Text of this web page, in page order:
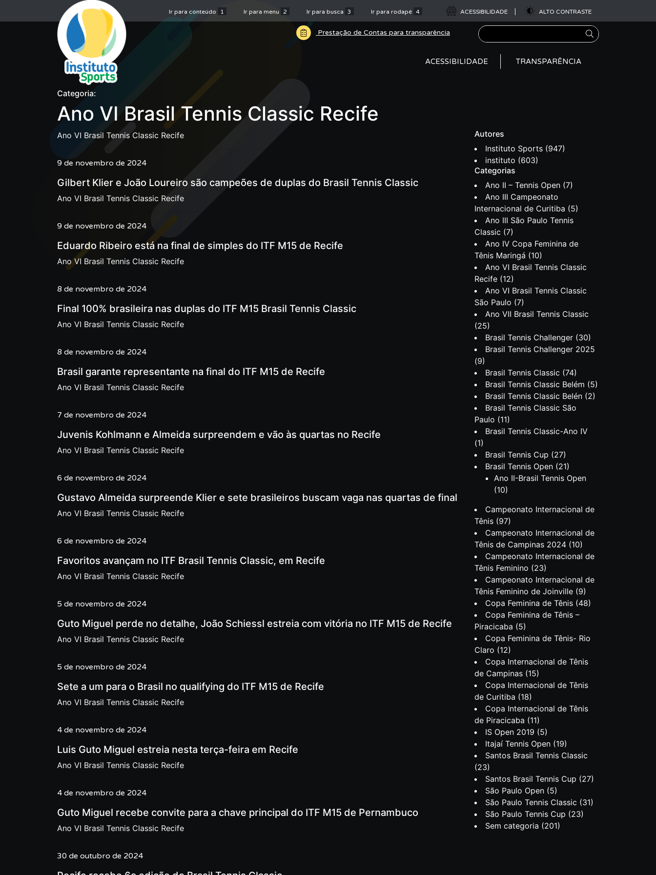
Ir para conteúdo 1 Ir para menu 2 Ir para busca 3 Ir para rodapé 4 ACESSIBILIDADE ALTO CONTRASTE
Prestação de Contas para transparência Pesquisar
ACESSIBILIDADE TRANSPARÊNCIA
Categoria:
Ano VI Brasil Tennis Classic Recife
Ano VI Brasil Tennis Classic Recife
9 de novembro de 2024
Gilbert Klier e João Loureiro são campeões de duplas do Brasil Tennis Classic
Ano VI Brasil Tennis Classic Recife
9 de novembro de 2024
Eduardo Ribeiro está na final de simples do ITF M15 de Recife
Ano VI Brasil Tennis Classic Recife
8 de novembro de 2024
Final 100% brasileira nas duplas do ITF M15 Brasil Tennis Classic
Ano VI Brasil Tennis Classic Recife
8 de novembro de 2024
Brasil garante representante na final do ITF M15 de Recife
Ano VI Brasil Tennis Classic Recife
7 de novembro de 2024
Juvenis Kohlmann e Almeida surpreendem e vão às quartas no Recife
Ano VI Brasil Tennis Classic Recife
6 de novembro de 2024
Gustavo Almeida surpreende Klier e sete brasileiros buscam vaga nas quartas de final
Ano VI Brasil Tennis Classic Recife
6 de novembro de 2024
Favoritos avançam no ITF Brasil Tennis Classic, em Recife
Ano VI Brasil Tennis Classic Recife
5 de novembro de 2024
Guto Miguel perde no detalhe, João Schiessl estreia com vitória no ITF M15 de Recife
Ano VI Brasil Tennis Classic Recife
5 de novembro de 2024
Sete a um para o Brasil no qualifying do ITF M15 de Recife
Ano VI Brasil Tennis Classic Recife
4 de novembro de 2024
Luis Guto Miguel estreia nesta terça-feira em Recife
Ano VI Brasil Tennis Classic Recife
4 de novembro de 2024
Guto Miguel recebe convite para a chave principal do ITF M15 de Pernambuco
Ano VI Brasil Tennis Classic Recife
30 de outubro de 2024
Autores
Instituto Sports (947)
instituto (603)
Categorias
Ano II – Tennis Open (7)
Ano III Campeonato
Internacional de Curitiba (5)
Ano III São Paulo Tennis
Classic (7)
Ano IV Copa Feminina de
Tênis Maringá (10)
Ano VI Brasil Tennis Classic
Recife (12)
Ano VI Brasil Tennis Classic
São Paulo (7)
Ano VII Brasil Tennis Classic
(25)
Brasil Tennis Challenger (30)
Brasil Tennis Challenger 2025
(9)
Brasil Tennis Classic (74)
Brasil Tennis Classic Belém (5)
Brasil Tennis Classic Belén (2)
Brasil Tennis Classic São
Paulo (11)
Brasil Tennis Classic-Ano IV
(1)
Brasil Tennis Cup (27)
Brasil Tennis Open (21)
Ano II-Brasil Tennis Open
(10)
Campeonato Internacional de
Tênis (97)
Campeonato Internacional de
Tênis de Campinas 2024 (10)
Campeonato Internacional de
Tênis Feminino (23)
Campeonato Internacional de
Tênis Feminino de Joinville (9)
Copa Feminina de Tênis (48)
Copa Feminina de Tênis –
Piracicaba (5)
Copa Feminina de Tênis- Rio
Claro (12)
Copa Internacional de Tênis
de Campinas (15)
Copa Internacional de Tênis
de Curitiba (18)
Copa Internacional de Tênis
de Piracicaba (11)
IS Open 2019 (5)
Itajaí Tennis Open (19)
Santos Brasil Tennis Classic
(23)
Santos Brasil Tennis Cup (27)
São Paulo Open (5)
São Paulo Tennis Classic (31)
São Paulo Tennis Cup (23)
Sem categoria (201)